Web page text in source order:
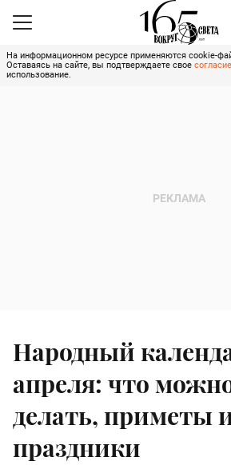
На информационном ресурсе применяются cookie-
Оставаясь на сайте, вы подтверждаете свое согласие
использование.
Народный
апреля: что
делать, приметы
праздники